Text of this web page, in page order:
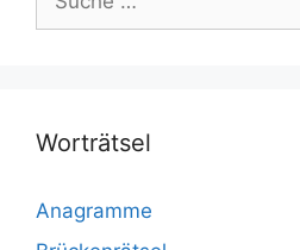
nach:
Worträtsel
Anagramme